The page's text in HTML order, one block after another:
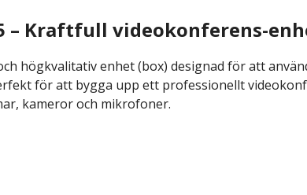
– Kraftfull videokonferens-
högkvalitativ enhet (box) designad för att
för att bygga upp ett professionellt
kameror och mikrofoner.